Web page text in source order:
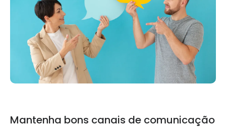
Mantenha bons canais de comunicação